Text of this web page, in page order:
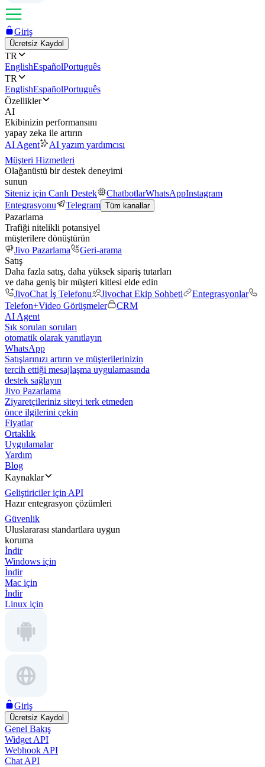
Giriş
Ücretsiz Kaydol
TR
EnglishEspañolPortuguês
TR
EnglishEspañolPortuguês
Özellikler
AI
Ekibinizin performansını
yapay zeka ile artırın
AI Agent
AI yazım yardımcısı
Müşteri Hizmetleri
Olağanüstü bir destek deneyimi
sunun
Siteniz için Canlı Destek
ChatbotlarWhatsAppInstagram
Entegrasyonu
Telegram Tüm kanallar
Pazarlama
Trafiği nitelikli potansiyel
müşterilere dönüştürün
Jivo Pazarlama
Geri-arama
Satış
Daha fazla satış, daha yüksek sipariş tutarları
ve daha geniş bir müşteri kitlesi elde edin
JivoChat İş Telefonu
Jivochat Ekip Sohbeti
Entegrasyonlar
Telefon+Video Görüşmeler
CRM
AI Agent
Sık sorulan soruları
otomatik olarak yanıtlayın
WhatsApp
Satışlarınızı artırın ve müşterilerinizin
tercih ettiği mesajlaşma uygulamasında
destek sağlayın
Jivo Pazarlama
Ziyaretçileriniz siteyi terk etmeden
önce ilgilerini çekin
Fiyatlar
Ortaklık
Uygulamalar
Yardım
Blog
Kaynaklar
Geliştiriciler için API
Hazır entegrasyon çözümleri
Güvenlik
Uluslararası standartlara uygun
koruma
İndir
Windows için
İndir
Mac için
İndir
Linux için
Giriş
Ücretsiz Kaydol
Genel Bakış
Widget API
Webhook API
Chat API